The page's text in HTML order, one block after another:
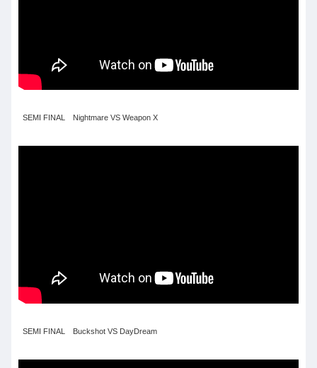
SEMI FINAL Nightmare VS Weapon X
SEMI FINAL Buckshot VS DayDream